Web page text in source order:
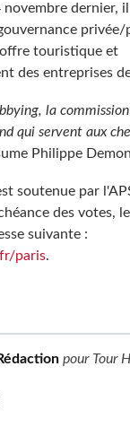
novembre dernier,
privée/
touristique et
des entreprises
la
qui servent aux
Philippe
soutenue par
des votes,
suivante :
paris.
pour Tour